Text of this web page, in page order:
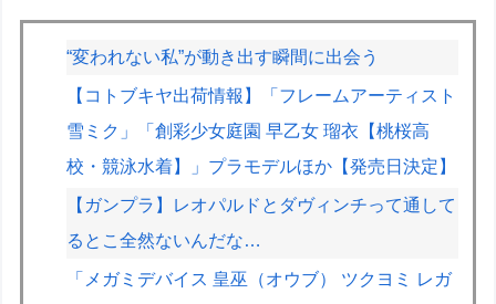
“変われない私”が動き出す瞬間に出会う
【コトブキヤ出荷情報】「フレームアーティスト
雪ミク」「創彩少女庭園 早乙女 瑠衣【桃桜高
校・競泳水着】」プラモデルほか【発売日決定】
【ガンプラ】レオパルドとダヴィンチって通して
るとこ全然ないんだな…
「メガミデバイス 皇巫（オウブ） ツクヨミ レガ